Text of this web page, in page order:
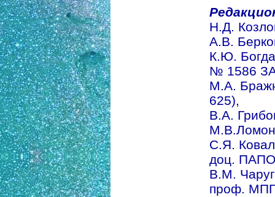
Н.Д.
А.В.
К.Ю.
№ 1586
М.А.
625),
В.А.
С.Я.
доц.
В.М.
проф.